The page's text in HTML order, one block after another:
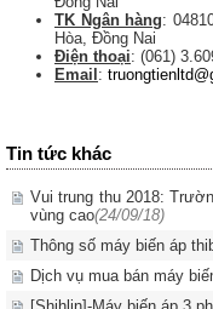
TK Ngân hàng:
Hòa, Đồng Nai
Điện thoại: (061)
Email :
Tin tức khác
Vui trung thu 2018:
vùng cao(24/09/18)
Thông số máy biến áp
Dịch vụ mua bán máy